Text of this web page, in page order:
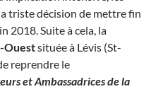
triste décision de mettre fin
2018. Suite à cela, la
Ouestsituée à Lévis (St-
reprendre le
et Ambassadrices de la